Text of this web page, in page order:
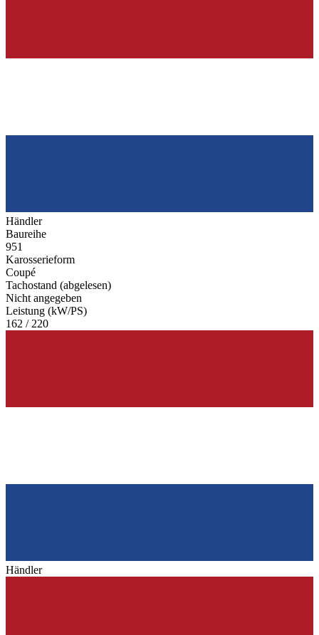
Händler
Baureihe
951
Karosserieform
Coupé
Tachostand (abgelesen)
Nicht angegeben
Leistung (kW/PS)
162 / 220
Händler